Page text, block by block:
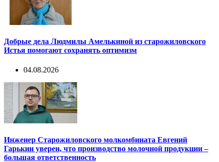
Добрые дела Людмилы Амелькиной из старожиловского
Истья помогают сохранять оптимизм
04.08.2026
Инженер Старожиловского молкомбината Евгений
Гарькин уверен, что производство молочной продукции –
большая ответственность